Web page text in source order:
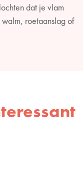
dat je vlam
roetaanslag of